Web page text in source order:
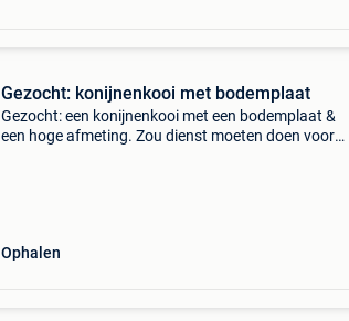
Gezocht: konijnenkooi met bodemplaat
Gezocht: een konijnenkooi met een bodemplaat &
een hoge afmeting. Zou dienst moeten doen voor
Ophalen